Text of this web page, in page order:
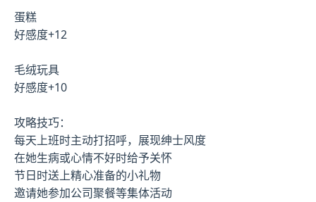
蛋糕
好感度+12
毛绒玩具
好感度+10
攻略技巧：
每天上班时主动打招呼，展现绅士风度
在她生病或心情不好时给予关怀
节日时送上精心准备的小礼物
邀请她参加公司聚餐等集体活动